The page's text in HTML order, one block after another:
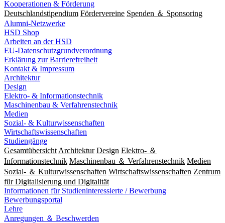
Kooperationen & Förderung
Deutschlandstipendium Fördervereine Spenden ＆ Sponsoring
Alumni-Netzwerke
HSD Shop
Arbeiten an der HSD
EU-Datenschutzgrundverordnung
Erklärung zur Barrierefreiheit
Kontakt & Impressum
Architektur
Design
Elektro- & Informationstechnik
Maschinenbau & Verfahrenstechnik
Medien
Sozial- & Kulturwissenschaften
Wirtschaftswissenschaften
Studiengänge
Gesamtübersicht Architektur Design Elektro- ＆
Informationstechnik Maschinenbau ＆ Verfahrenstechnik Medien
Sozial- ＆ Kulturwissenschaften Wirtschaftswissenschaften Zentrum
für Digitalisierung und Digitalität
Informationen für Studieninteressierte / Bewerbung
Bewerbungsportal
Lehre
Anregungen ＆ Beschwerden